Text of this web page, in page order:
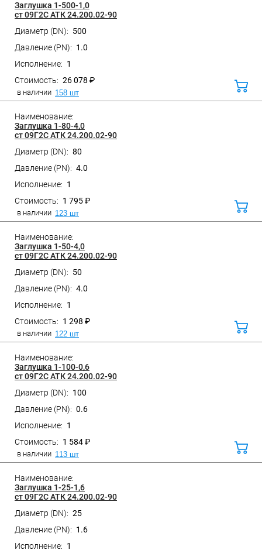
Заглушка 1-500-1,0
ст 09Г2С АТК 24.200.02-90
500
1.0
1
26 078 ₽
в наличии 158 шт
Заглушка 1-80-4,0
ст 09Г2С АТК 24.200.02-90
80
4.0
1
1 795 ₽
в наличии 123 шт
Заглушка 1-50-4,0
ст 09Г2С АТК 24.200.02-90
50
4.0
1
1 298 ₽
в наличии 122 шт
Заглушка 1-100-0,6
ст 09Г2С АТК 24.200.02-90
100
0.6
1
1 584 ₽
в наличии 113 шт
Заглушка 1-25-1,6
ст 09Г2С АТК 24.200.02-90
25
1.6
1